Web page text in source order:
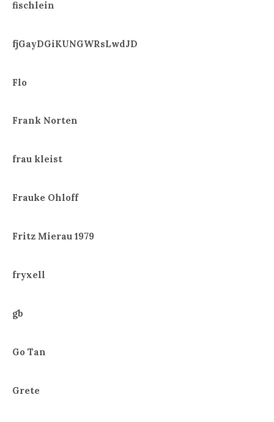
fischlein
fjGayDGiKUNGWRsLwdJD
Flo
Frank Norten
frau kleist
Frauke Ohloff
Fritz Mierau 1979
fryxell
gb
Go Tan
Grete